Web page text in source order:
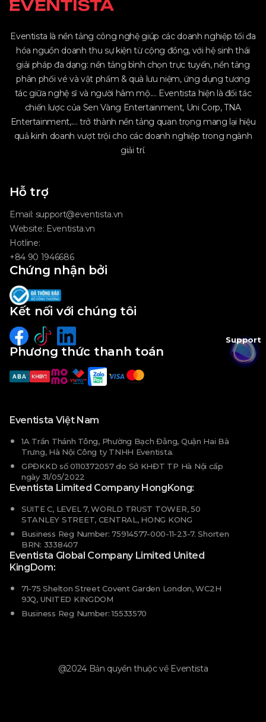
Eventista là nền tảng công nghệ giúp các doanh nghiệp tối đa
hóa nguồn doanh thu sự kiện từ cộng đồng, với hệ sinh thái
giải pháp đa dạng: nền tảng bình chọn trực tuyến, nền tảng
phân phối vé và vật phẩm & quà lưu niệm, ứng dụng tương
tác giữa nghệ sĩ và người hâm mộ.... Eventista hiện là đối tác
chiến lược của Sen Vàng Entertainment, Uni Corp, TNA
Entertainment,.... trở thành nền tảng quan trọng mang lại hiệu
quả kinh doanh vượt trội cho các doanh nghiệp trong ngành
giải trí.
Hỗ trợ
Email: support@eventista.vn
Website: Eventista.vn
Hotline:
+84 90 1946686
Chứng nhận bởi
Kết nối với chúng tôi
Phương thức thanh toán
Eventista Việt Nam
1A Trần Thánh Tông, Phường Bạch Đằng, Quận Hai Bà
Trưng, Hà Nội Công ty TNHH Eventista.
GPĐKKD số 0110372057 do Sở KHĐT TP Hà Nội cấp
ngày 31/05/2022
Eventista Limited Company HongKong:
SUITE C, LEVEL 7, WORLD TRUST TOWER, 50
STANLEY STREET, CENTRAL, HONG KONG
Business Reg Number: 75914577-000-11-23-7. Shorten
BRN: 3338407
Eventista Global Company Limited United
KingDom:
71-75 Shelton Street Covent Garden London, WC2H
9JQ, UNITED KINGDOM
Business Reg Number: 15533570
@2024 Bản quyền thuộc về Eventista
Support